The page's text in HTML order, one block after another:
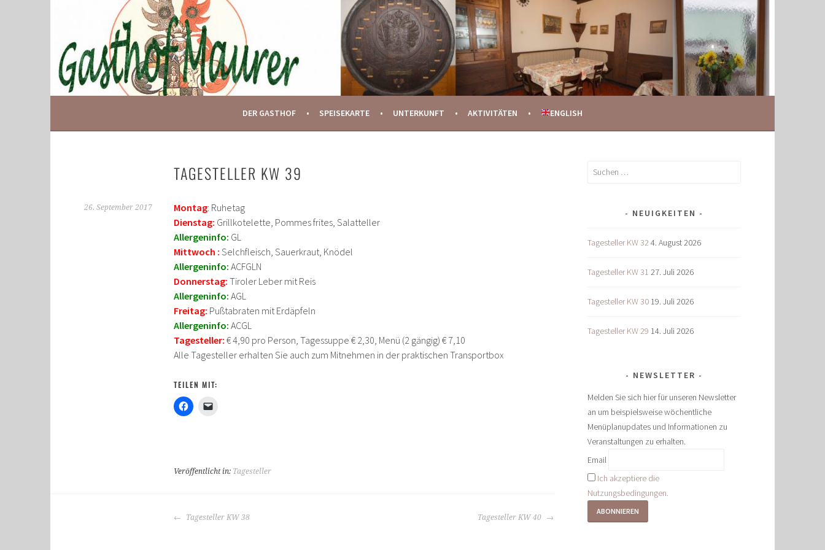
GASTHOF MAURER
IHR GASTHOF IN GLOGGNITZ
DER GASTHOF SPEISEKARTE UNTERKUNFT AKTIVITÄTEN ENGLISH
TAGESTELLER KW 39
26. September 2017 Montag: Ruhetag
Dienstag: Grillkotelette, Pommes frites, Salatteller
Allergeninfo: GL
Mittwoch : Selchfleisch, Sauerkraut, Knödel
Allergeninfo: ACFGLN
Donnerstag: Tiroler Leber mit Reis
Allergeninfo: AGL
Freitag: Pußtabraten mit Erdäpfeln
Allergeninfo: ACGL
Tagesteller: € 4,90 pro Person, Tagessuppe € 2,30, Menü (2 gängig) € 7,10
Alle Tagesteller erhalten Sie auch zum Mitnehmen in der praktischen Transportbox
TEILEN MIT:
Veröffentlicht in: Tagesteller
BEITRAGS-
Tagesteller KW 38 Tagesteller KW 40
Suchen
NEUIGKEITEN
Tagesteller KW 324. August 2026
Tagesteller KW 31 27. Juli 2026
Tagesteller KW 30 19. Juli 2026
Tagesteller KW 29 14. Juli 2026
NEWSLETTER
Melden Sie sich hier für unseren Newsletter
an um beispielsweise wöchentliche
Menüplanupdates und Informationen zu
Veranstaltungen zu erhalten.
Email
Ich akzeptiere die
Nutzungsbedingungen.